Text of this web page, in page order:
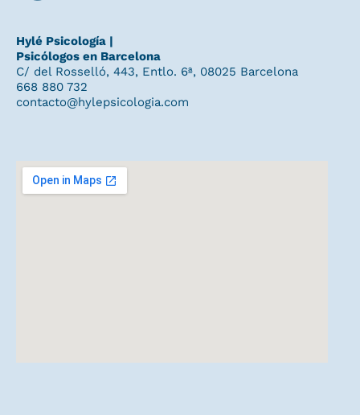
Hylé Psicología |
Psicólogos en Barcelona
C/ del Rosselló, 443, Entlo. 6ª, 08025 Barcelona
668 880 732
contacto@hylepsicologia.com